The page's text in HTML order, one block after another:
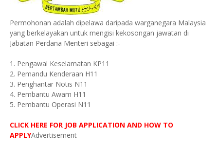
Permohonan adalah dipelawa daripada warganegara Malaysia
yang berkelayakan untuk mengisi kekosongan jawatan di
Jabatan Perdana Menteri sebagai :-
1. Pengawal Keselamatan KP11
2. Pemandu Kenderaan H11
3. Penghantar Notis N11
4. Pembantu Awam H11
5. Pembantu Operasi N11
CLICK HERE FOR JOB APPLICATION AND HOW TO
APPLYAdvertisement